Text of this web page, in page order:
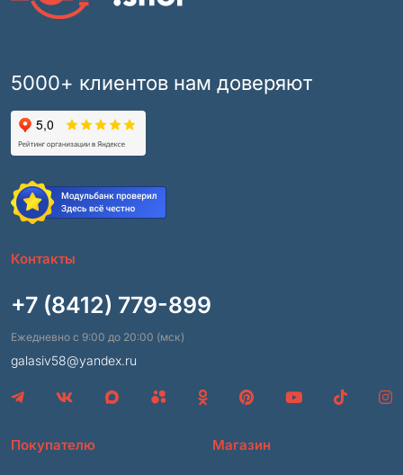
5000+ клиентов нам доверяют
Контакты
+7 (8412) 779-899
Ежедневно с 9:00 до 20:00 (мск)
galasiv58@yandex.ru
Покупателю Магазин